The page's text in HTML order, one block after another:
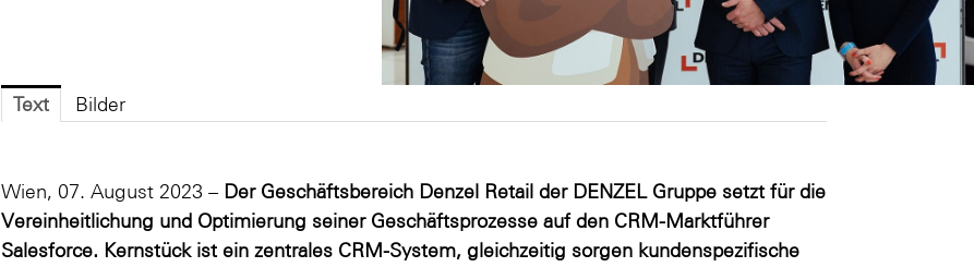
Text Bilder
Wien, 07. August 2023 – Der Geschäftsbereich Denzel Retail der DENZEL Gruppe setzt für die
Vereinheitlichung und Optimierung seiner Geschäftsprozesse auf den CRM-Marktführer
Salesforce. Kernstück ist ein zentrales CRM-System, gleichzeitig sorgen kundenspezifische